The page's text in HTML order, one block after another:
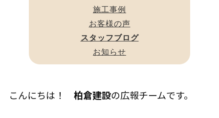
こんにちは！ 柏倉建設の広報チームです。
施工事例
お客様の声
スタッフブログ
お知らせ